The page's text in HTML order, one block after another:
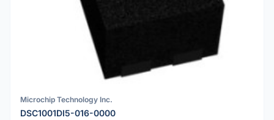
Microchip Technology Inc.
DSC1001DI5-016-0000